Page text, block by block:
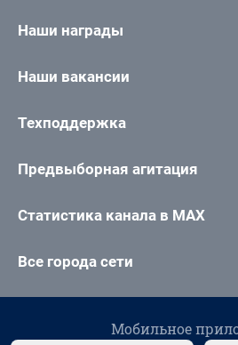
Наши награды
Наши вакансии
Техподдержка
Предвыборная агитация
Статистика канала в MAX
Все города сети
Мобильное